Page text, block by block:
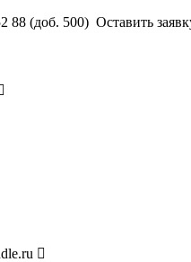
88 (доб. 500) Оставить